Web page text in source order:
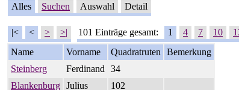
Alles Suchen Auswahl Detail
|< < > >| 101 Einträge gesamt: 1 4 7 10
Name
Vorname Quadratruten
Bemerkung
Steinberg
Ferdinand
34
Blankenburg Julius
102